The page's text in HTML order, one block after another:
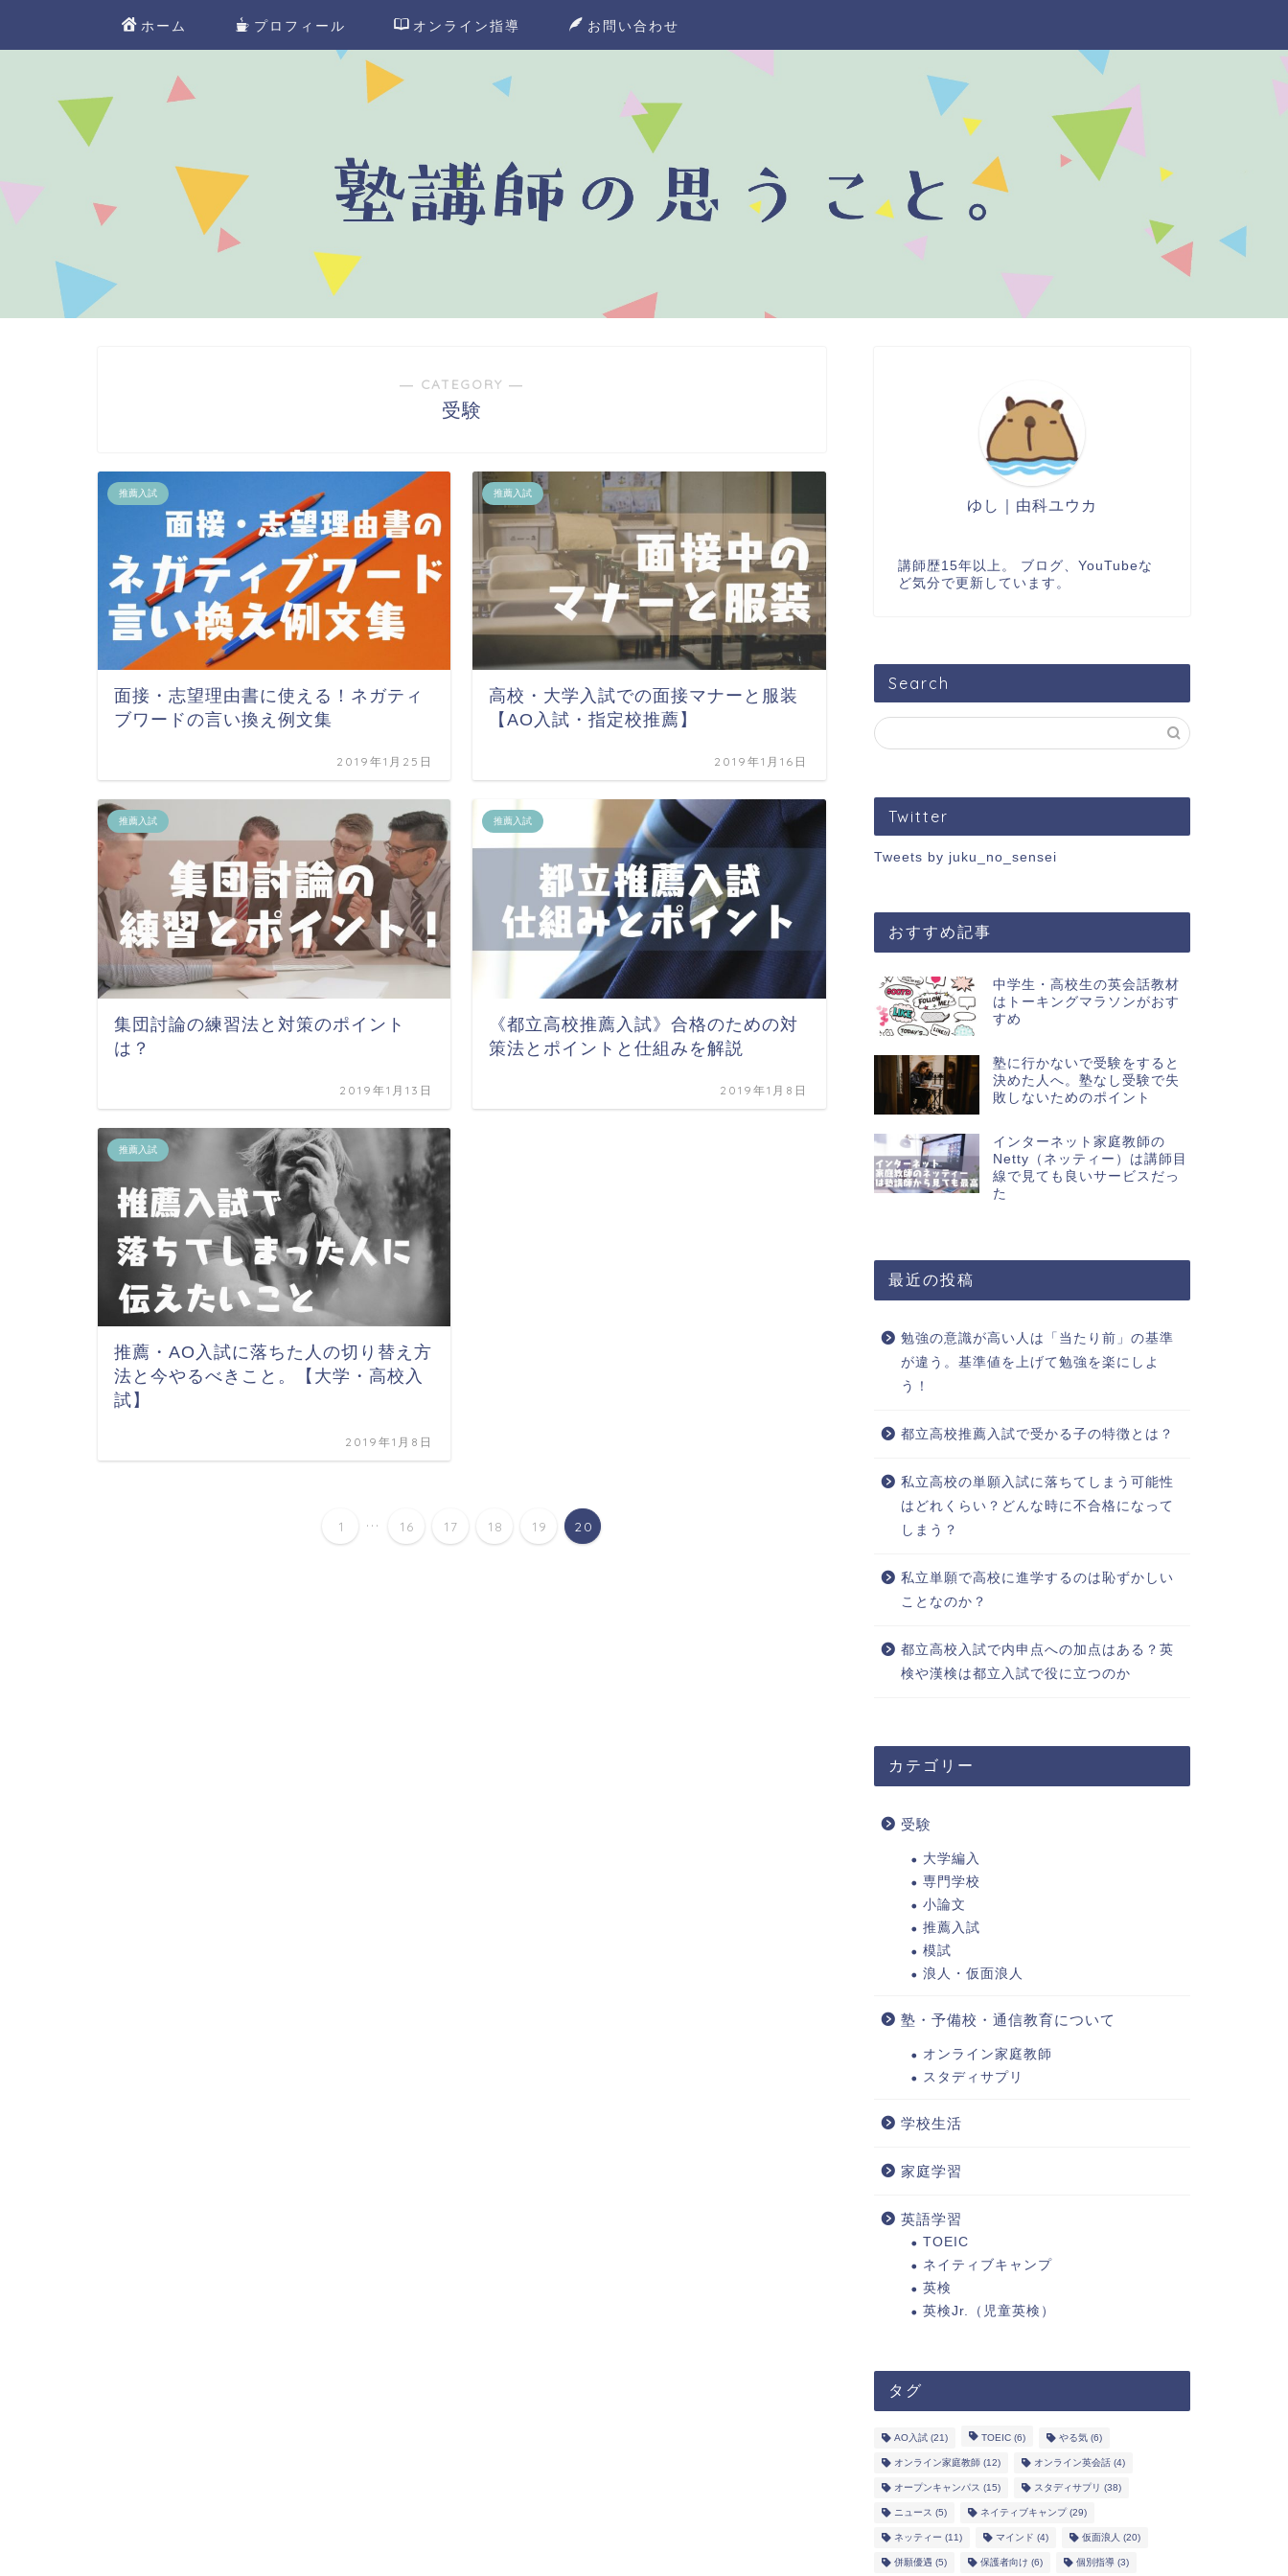
ホーム プロフィール オンライン指導 お問い合わせ
― CATEGORY ―
受験
推薦入試
面接・志望理由書に使える！ネガティ
ブワードの言い換え例文集
2019年1月25日
推薦入試
高校・大学入試での面接マナーと服装
【AO入試・指定校推薦】
2019年1月16日
推薦入試
集団討論の練習法と対策のポイント
は？
2019年1月13日
推薦入試
《都立高校推薦入試》合格のための対
策法とポイントと仕組みを解説
2019年1月8日
推薦入試
推薦・AO入試に落ちた人の切り替え方
法と今やるべきこと。【大学・高校入
試】
2019年1月8日
1 ... 16 17 18 19 20
ゆし｜由科ユウカ
講師歴15年以上。 ブログ、YouTubeな
ど気分で更新しています。
Search
Twitter
Tweets by juku_no_sensei
おすすめ記事
中学生・高校生の英会話教材
はトーキングマラソンがおす
すめ
塾に行かないで受験をすると
決めた人へ。塾なし受験で失
敗しないためのポイント
インターネット家庭教師の
Netty（ネッティー）は講師目
線で見ても良いサービスだっ
た
最近の投稿
勉強の意識が高い人は「当たり前」の基準
が違う。基準値を上げて勉強を楽にしよ
う！
都立高校推薦入試で受かる子の特徴とは？
私立高校の単願入試に落ちてしまう可能性
はどれくらい？どんな時に不合格になって
しまう？
私立単願で高校に進学するのは恥ずかしい
ことなのか？
都立高校入試で内申点への加点はある？英
検や漢検は都立入試で役に立つのか
カテゴリー
受験
大学編入
専門学校
小論文
推薦入試
模試
浪人・仮面浪人
塾・予備校・通信教育について
オンライン家庭教師
スタディサプリ
学校生活
家庭学習
英語学習
TOEIC
ネイティブキャンプ
英検
英検Jr.（児童英検）
タグ
AO入試(21) TOEIC(6) やる気(6)
オンライン家庭教師 (12) オンライン英会話(4)
オープンキャンパス (15) スタディサプリ (38)
ニュース (5) ネイティブキャンプ(29)
ネッティー (11) マインド (4) 仮面浪人 (20)
併願優遇 (5) 保護者向け (6) 個別指導 (3)